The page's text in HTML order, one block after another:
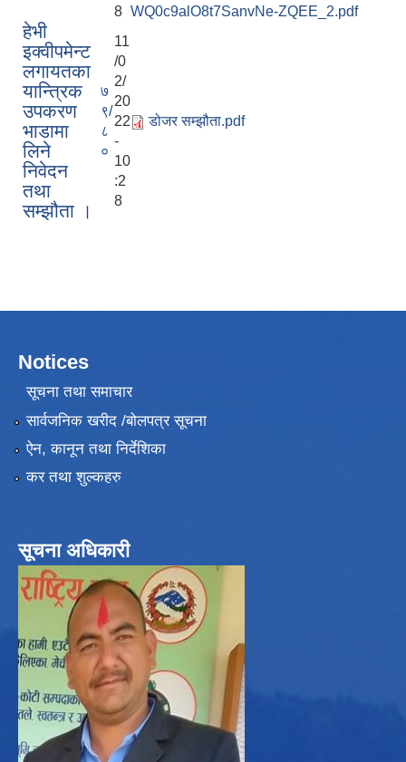
8 WQ0c9alO8t7SanvNe-ZQEE_2.pdf
हेभी
इक्वीपमेन्ट
लगायतका
यान्त्रिक
उपकरण
भाडामा
लिने
निवेदन
तथा
सम्झौता ।
७
९/
८
०
11
/0
2/
20
22
-
10
:2
8
डोजर सम्झौता.pdf
Notices
सूचना तथा समाचार
सार्वजनिक खरीद /बोलपत्र सूचना
ऐन, कानून तथा निर्देशिका
कर तथा शुल्कहरु
सूचना अधिकारी